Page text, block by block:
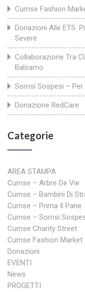
Cumse Fashion
Donazioni Alle ETS:
Severe
Collaborazione Tra
Balsamo
Sorrisi Sospesi – Per
Donazione RedCare
Categorie
AREA STAMPA
Cumse – Arbre De Vie
Cumse – Bambini Di
Cumse – Prima Il Pane
Cumse – Sorrisi
Cumse Charity Street
Cumse Fashion Market
Donazioni
EVENTI
News
PROGETTI